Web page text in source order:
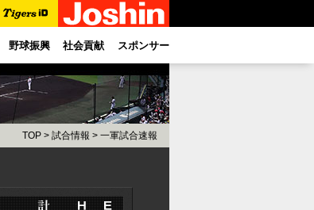
野球振興 社会貢献 スポンサー
TOP > 試合情報 > 一軍試合速報